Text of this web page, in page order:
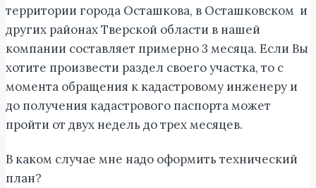
территории города Осташкова, в Осташковском и
других районах Тверской области в нашей
компании составляет примерно 3 месяца. Если Вы
хотите произвести раздел своего участка, то с
момента обращения к кадастровому инженеру и
до получения кадастрового паспорта может
пройти от двух недель до трех месяцев.
В каком случае мне надо оформить технический
план?